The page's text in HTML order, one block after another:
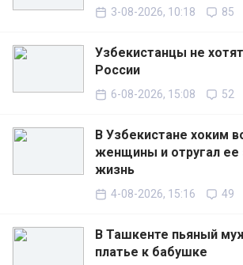
3-08-2026, 10:18 85
Узбекистанцы не
России
6-08-2026, 15:08 52
В Узбекистане хоким
женщины и отругал ее
жизнь
4-08-2026, 15:16 49
В Ташкенте пьяный
платье к бабушке